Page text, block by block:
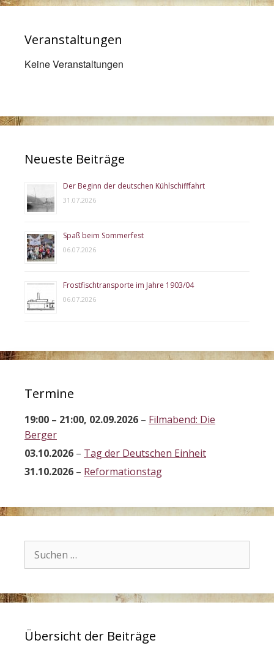
Veranstaltungen
Keine Veranstaltungen
Neueste Beiträge
Der Beginn der deutschen Kühlschifffahrt
31.07.2026
Spaß beim Sommerfest
06.07.2026
Frostfischtransporte im Jahre 1903/04
06.07.2026
Termine
19:00 – 21:00, 02.09.2026 – Filmabend: Die
Berger
03.10.2026 – Tag der Deutschen Einheit
31.10.2026 – Reformationstag
nach:
Übersicht der Beiträge